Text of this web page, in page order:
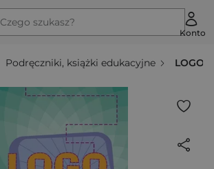
Czego szukasz?
Konto
Podręczniki, książki edukacyjne LOGO